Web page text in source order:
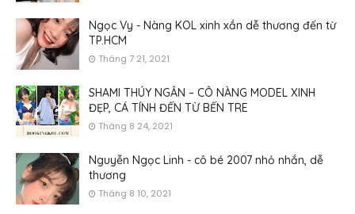
Ngọc Vy - Nàng KOL xinh xắn dễ thương đến từ
TP.HCM
Tháng 7 21, 2021
SHAMI THÚY NGÂN – CÔ NÀNG MODEL XINH
ĐẸP, CÁ TÍNH ĐẾN TỪ BẾN TRE
Tháng 8 24, 2021
Nguyễn Ngọc Linh - cô bé 2007 nhỏ nhắn, dễ
thương
Tháng 8 10, 2021